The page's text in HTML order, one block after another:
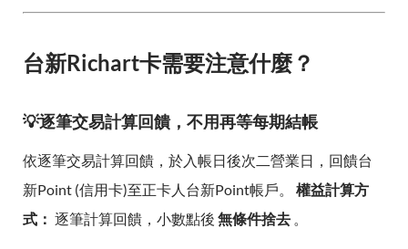
台新Richart卡需要注意什麼？
💡逐筆交易計算回饋，不用再等每期結帳
依逐筆交易計算回饋，於入帳日後次二營業日，回饋台
新Point (信用卡)至正卡人台新Point帳戶。 權益計算方
式： 逐筆計算回饋，小數點後 無條件捨去 。